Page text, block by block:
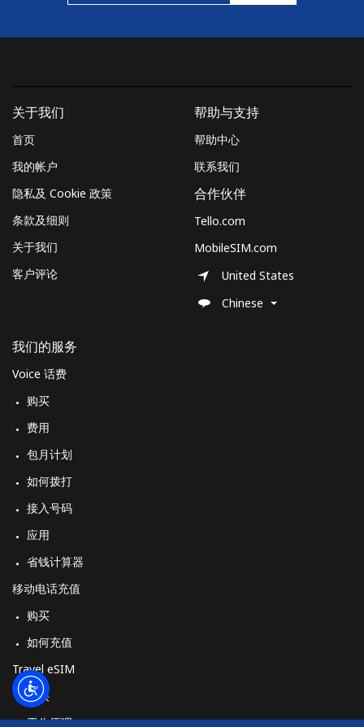
关于我们
首页
我的帐户
隐私及 Cookie 政策
条款及细则
关于我们
客户评论
我们的服务
Voice 话费
购买
费用
包月计划
如何拨打
接入号码
应用
省钱计算器
移动电话充值
购买
如何充值
Travel eSIM
购买
工作原理
帮助与支持
帮助中心
联系我们
合作伙伴
Tello.com
MobileSIM.com
United States
Chinese